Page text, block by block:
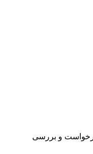
و بررسی